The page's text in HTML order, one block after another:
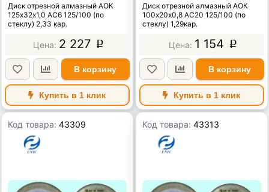
Диск отрезной алмазный АОК
125х32х1,0 АС6 125/100 (по
стеклу) 2,33 кар.
2 227 p
В корзину
Купить в 1 клик
Диск отрезной алмазный АОК
100х20х0,8 АС20 125/100 (по
стеклу) 1,29кар.
1 154 p
В корзину
Купить в 1 клик
Код товара:43309 Код товара:43313